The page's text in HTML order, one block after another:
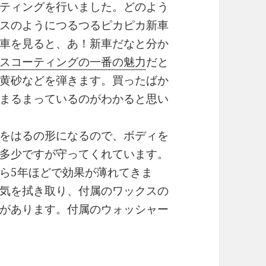
ィングを行いました。どのよう
のようにつるつるピカピカ新車
を見ると、あ！新車だなと分か
コーティングの一番の魅力だと
砂などを弾きます。買ったばか
るまっているのがわかると思い
はるの形になるので、ボディを
少ですが守ってくれています。
5年ほどで効果が薄れてきま
を拭き取り、付属のワックスの
あります。付属のウォッシャー